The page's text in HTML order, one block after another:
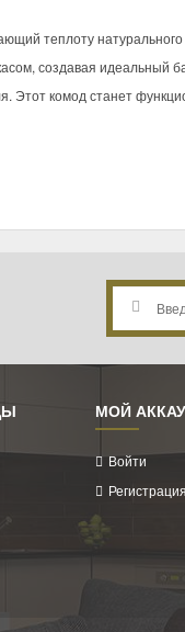
теплоту
создавая идеальный
Этот комод станет
МОЙ
Войти
Регистрация